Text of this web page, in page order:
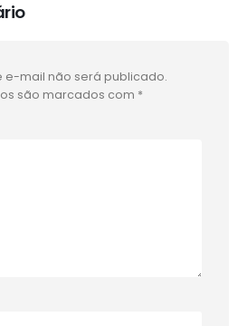
e-mail não será publicado.
são marcados com *